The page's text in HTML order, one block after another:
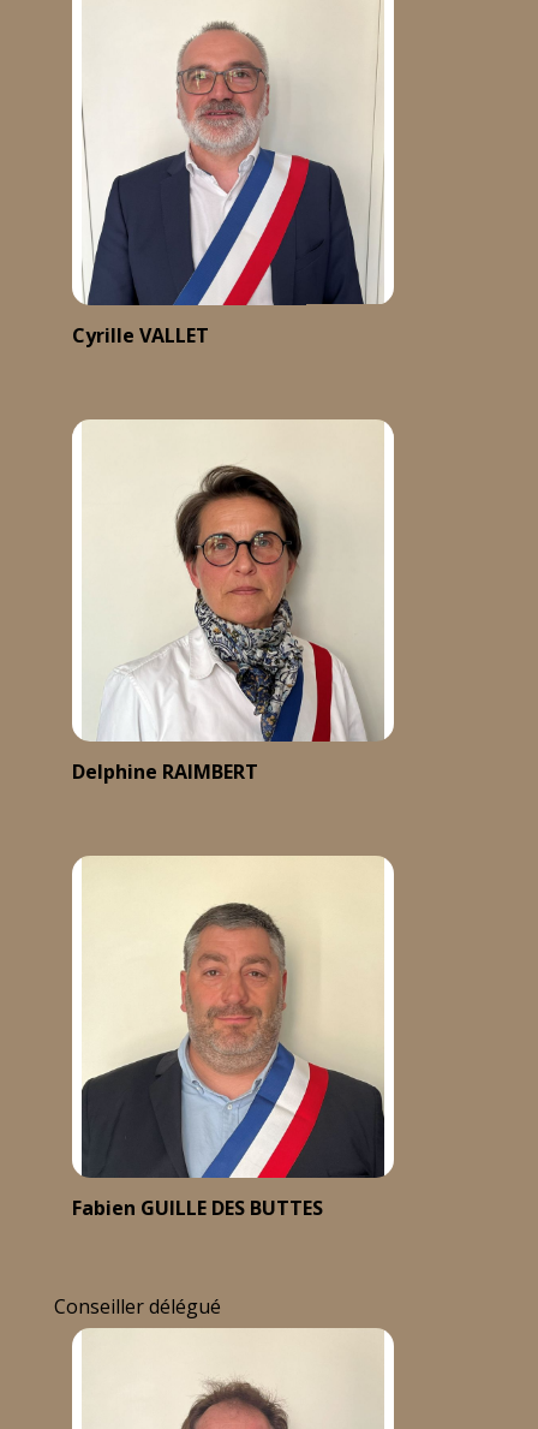
Cyrille VALLET
Delphine RAIMBERT
Fabien GUILLE DES BUTTES
Conseiller délégué